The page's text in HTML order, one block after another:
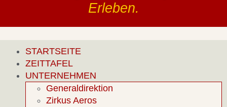
Erleben.
STARTSEITE
ZEITTAFEL
UNTERNEHMEN
Generaldirektion
Zirkus Aeros